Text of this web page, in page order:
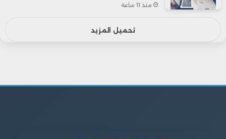
منذ 11 ساعة
تحميل المزيد